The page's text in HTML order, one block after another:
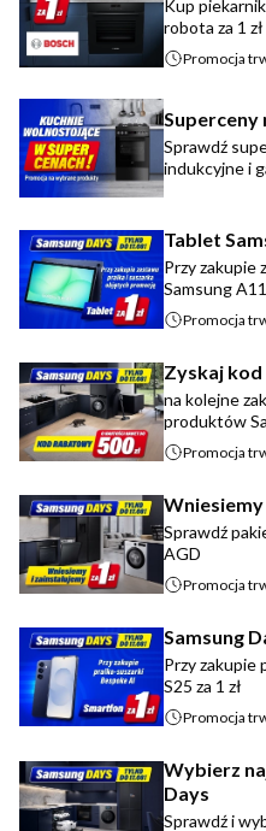
Kup
robota za 1 zł
Promocja
Superceny
Sprawdź
indukcyjne i
Tablet
Przy zakupie
Samsung
Promocja
Zyskaj
na kolejne
produktów
Promocja
Wniesiemy
Sprawdź
AGD
Promocja
Samsung
Przy zakupie
S25 za 1 zł
Promocja
Wybierz
Days
Sprawdź i